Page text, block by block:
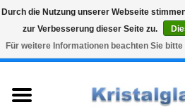
Snelle levering
Durch die Nutzung unserer Webseite
zur Verbesserung dieser Seite zu.
Für weitere Informationen beachten Sie